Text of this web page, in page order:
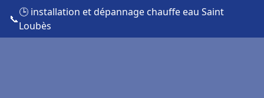
📞
🕒 installation et dépannage chauffe eau Saint
Loubès